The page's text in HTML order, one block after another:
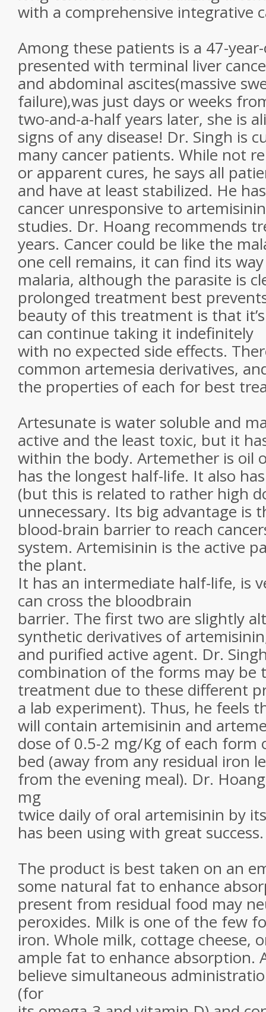
with a comprehensive integrative
Among these patients is a 47-
presented with terminal liver
and abdominal ascites(massive
failure),was just days or weeks
two-and-a-half years later, she is
signs of any disease! Dr. Singh is
many cancer patients. While not
or apparent cures, he says all
and have at least stabilized. He
cancer unresponsive to
studies. Dr. Hoang recommends
years. Cancer could be like the
one cell remains, it can find its
malaria, although the parasite is
prolonged treatment best
beauty of this treatment is that
can continue taking it indefinitely
with no expected side effects.
common artemesia derivatives,
the properties of each for best
Artesunate is water soluble and
active and the least toxic, but it
within the body. Artemether is oil
has the longest half-life. It also
(but this is related to rather high
unnecessary. Its big advantage is
blood-brain barrier to reach
system. Artemisinin is the active
the plant.
It has an intermediate half-life, is
can cross the bloodbrain
barrier. The first two are slightly
synthetic derivatives of
and purified active agent. Dr.
combination of the forms may be
treatment due to these different
a lab experiment). Thus, he feels
will contain artemisinin and
dose of 0.5-2 mg/Kg of each form
bed (away from any residual iron
from the evening meal). Dr.
mg
twice daily of oral artemisinin by
has been using with great success.
The product is best taken on an
some natural fat to enhance
present from residual food may
peroxides. Milk is one of the few
iron. Whole milk, cottage cheese,
ample fat to enhance absorption.
believe simultaneous
(for